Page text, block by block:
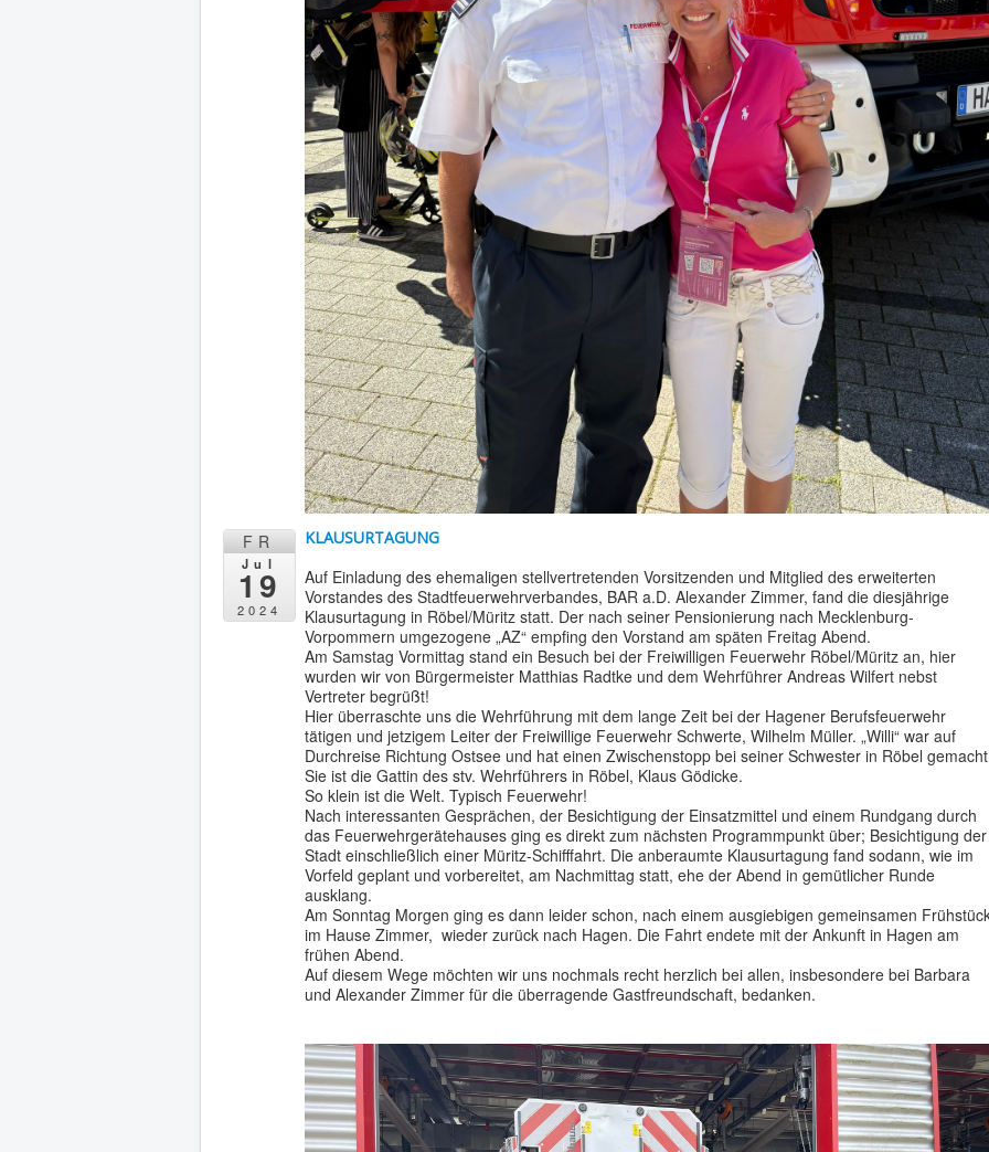
FR
Jul
19
2024
KLAUSURTAGUNG
Auf Einladung des ehemaligen stellvertretenden Vorsitzenden und Mitglied des erweiterten
Vorstandes des Stadtfeuerwehrverbandes, BAR a.D. Alexander Zimmer, fand die diesjährige
Klausurtagung in Röbel/Müritz statt. Der nach seiner Pensionierung nach Mecklenburg-
Vorpommern umgezogene „AZ“ empfing den Vorstand am späten Freitag Abend.
Am Samstag Vormittag stand ein Besuch bei der Freiwilligen Feuerwehr Röbel/Müritz an, hier
wurden wir von Bürgermeister Matthias Radtke und dem Wehrführer Andreas Wilfert nebst
Vertreter begrüßt!
Hier überraschte uns die Wehrführung mit dem lange Zeit bei der Hagener Berufsfeuerwehr
tätigen und jetzigem Leiter der Freiwillige Feuerwehr Schwerte, Wilhelm Müller. „Willi“ war auf
Durchreise Richtung Ostsee und hat einen Zwischenstopp bei seiner Schwester in Röbel
Sie ist die Gattin des stv. Wehrführers in Röbel, Klaus Gödicke.
So klein ist die Welt. Typisch Feuerwehr!
Nach interessanten Gesprächen, der Besichtigung der Einsatzmittel und einem Rundgang durch
das Feuerwehrgerätehauses ging es direkt zum nächsten Programmpunkt über; Besichtigung der
Stadt einschließlich einer Müritz-Schifffahrt. Die anberaumte Klausurtagung fand sodann, wie im
Vorfeld geplant und vorbereitet, am Nachmittag statt, ehe der Abend in gemütlicher Runde
ausklang.
Am Sonntag Morgen ging es dann leider schon, nach einem ausgiebigen gemeinsamen
im Hause Zimmer, wieder zurück nach Hagen. Die Fahrt endete mit der Ankunft in Hagen am
frühen Abend.
Auf diesem Wege möchten wir uns nochmals recht herzlich bei allen, insbesondere bei Barbara
und Alexander Zimmer für die überragende Gastfreundschaft, bedanken.